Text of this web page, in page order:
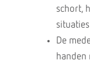
schort,
De
handen